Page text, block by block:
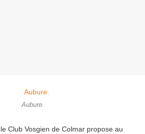
Aubure.
, le Club Vosgien de Colmar propose au